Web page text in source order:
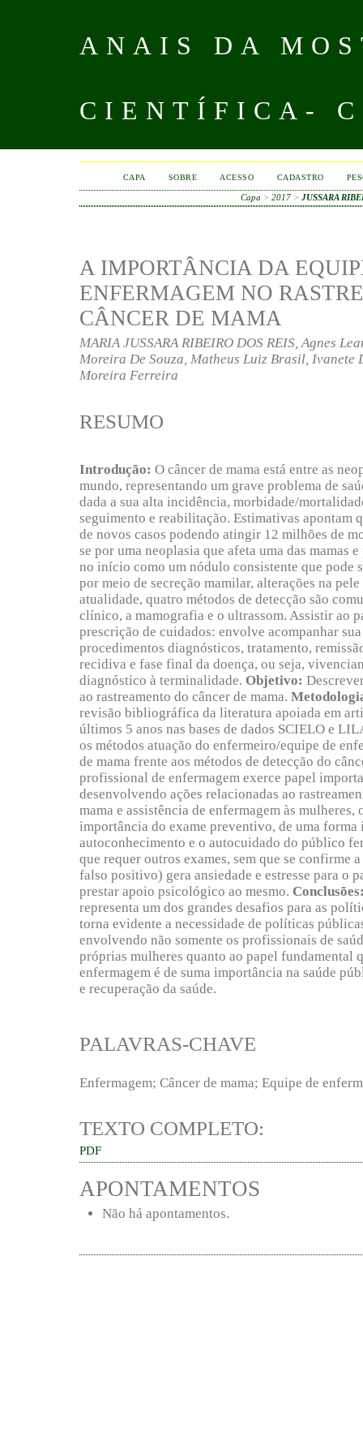
ANAIS DA
CIENTÍFICA-
CAPA SOBRE ACESSO CADASTRO
Capa > 2017> JUSSARA
A IMPORTÂNCIA DA
ENFERMAGEM NO
CÂNCER DE MAMA
MARIA JUSSARA RIBEIRO DOS REIS, Agnes
Moreira De Souza, Matheus Luiz Brasil,
Moreira Ferreira
RESUMO
Introdução: O câncer de mama está entre as
mundo, representando um grave problema de
dada a sua alta incidência, morbidade/
seguimento e reabilitação. Estimativas apontam
de novos casos podendo atingir 12 milhões de
se por uma neoplasia que afeta uma das mamas
no início como um nódulo consistente que pode
por meio de secreção mamilar, alterações na
atualidade, quatro métodos de detecção são
clínico, a mamografia e o ultrassom. Assistir ao
prescrição de cuidados: envolve acompanhar
procedimentos diagnósticos, tratamento,
recidiva e fase final da doença, ou seja,
diagnóstico à terminalidade. Objetivo:
ao rastreamento do câncer de mama.
revisão bibliográfica da literatura apoiada em
últimos 5 anos nas bases de dados SCIELO e
os métodos atuação do enfermeiro/equipe de
de mama frente aos métodos de detecção do
profissional de enfermagem exerce papel
desenvolvendo ações relacionadas ao
mama e assistência de enfermagem às
importância do exame preventivo, de uma
autoconhecimento e o autocuidado do público
que requer outros exames, sem que se confirme
falso positivo) gera ansiedade e estresse para o
prestar apoio psicológico ao mesmo.
representa um dos grandes desafios para as
torna evidente a necessidade de políticas
envolvendo não somente os profissionais de
próprias mulheres quanto ao papel fundamental
enfermagem é de suma importância na saúde
e recuperação da saúde.
PALAVRAS-CHAVE
Enfermagem; Câncer de mama; Equipe de
TEXTO COMPLETO:
PDF
APONTAMENTOS
Não há apontamentos.